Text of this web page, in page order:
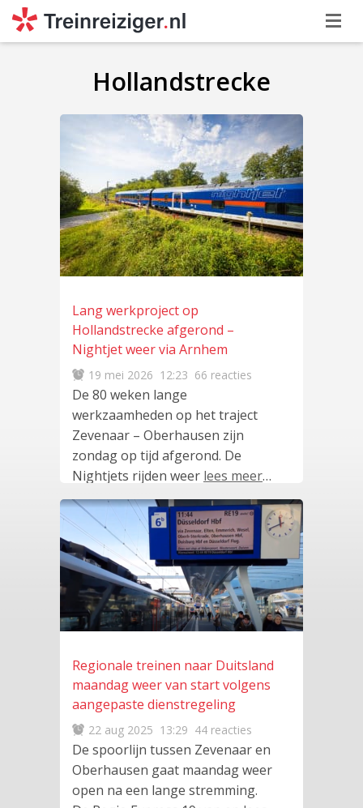
Hollandstrecke
Lang werkproject op
Hollandstrecke afgerond –
Nightjet weer via Arnhem
19 mei 2026 12:23 66 reacties
De 80 weken lange
werkzaamheden op het traject
Zevenaar – Oberhausen zijn
zondag op tijd afgerond. De
Nightjets rijden weer lees meer…
Regionale treinen naar Duitsland
maandag weer van start volgens
aangepaste dienstregeling
22 aug 2025 13:29 44 reacties
De spoorlijn tussen Zevenaar en
Oberhausen gaat maandag weer
open na een lange stremming.